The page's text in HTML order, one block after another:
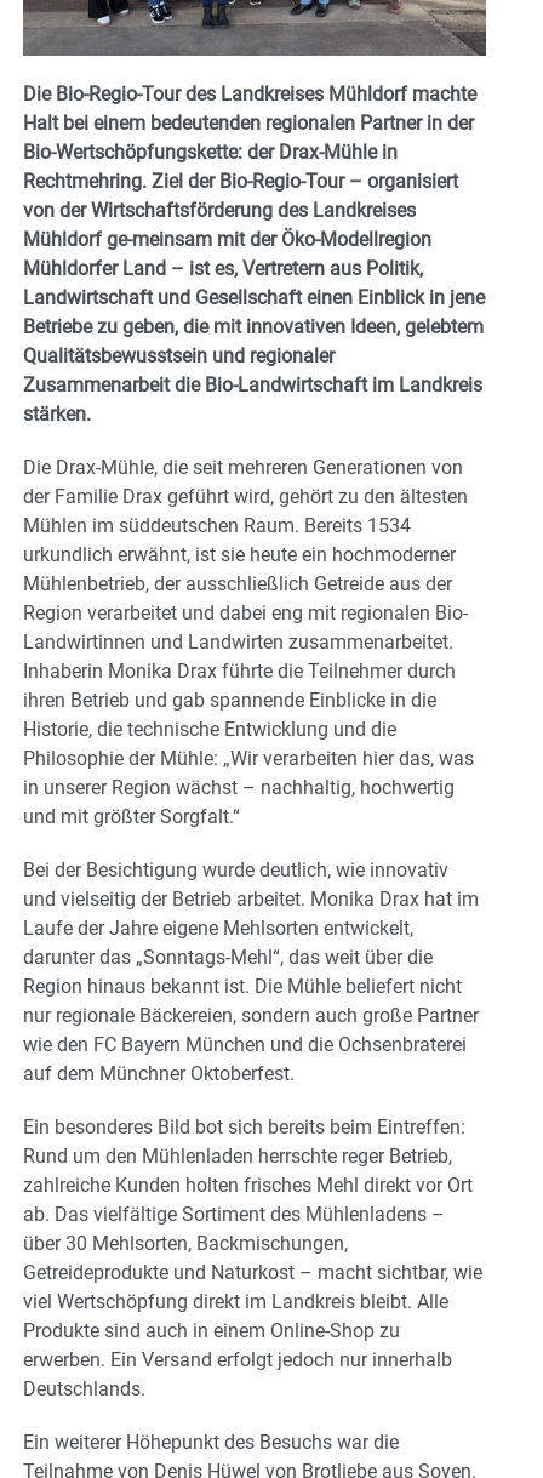
Die Bio-Regio-Tour des Landkreises Mühldorf machte
Halt bei einem bedeutenden regionalen Partner in der
Bio-Wertschöpfungskette: der Drax-Mühle in
Rechtmehring. Ziel der Bio-Regio-Tour – organisiert
von der Wirtschaftsförderung des Landkreises
Mühldorf ge-meinsam mit der Öko-Modellregion
Mühldorfer Land – ist es, Vertretern aus Politik,
Landwirtschaft und Gesellschaft einen Einblick in jene
Betriebe zu geben, die mit innovativen Ideen, gelebtem
Qualitätsbewusstsein und regionaler
Zusammenarbeit die Bio-Landwirtschaft im Landkreis
stärken.
Die Drax-Mühle, die seit mehreren Generationen von
der Familie Drax geführt wird, gehört zu den ältesten
Mühlen im süddeutschen Raum. Bereits 1534
urkundlich erwähnt, ist sie heute ein hochmoderner
Mühlenbetrieb, der ausschließlich Getreide aus der
Region verarbeitet und dabei eng mit regionalen Bio-
Landwirtinnen und Landwirten zusammenarbeitet.
Inhaberin Monika Drax führte die Teilnehmer durch
ihren Betrieb und gab spannende Einblicke in die
Historie, die technische Entwicklung und die
Philosophie der Mühle: „Wir verarbeiten hier das, was
in unserer Region wächst – nachhaltig, hochwertig
und mit größter Sorgfalt.“
Bei der Besichtigung wurde deutlich, wie innovativ
und vielseitig der Betrieb arbeitet. Monika Drax hat im
Laufe der Jahre eigene Mehlsorten entwickelt,
darunter das „Sonntags-Mehl“, das weit über die
Region hinaus bekannt ist. Die Mühle beliefert nicht
nur regionale Bäckereien, sondern auch große Partner
wie den FC Bayern München und die Ochsenbraterei
auf dem Münchner Oktoberfest.
Ein besonderes Bild bot sich bereits beim Eintreffen:
Rund um den Mühlenladen herrschte reger Betrieb,
zahlreiche Kunden holten frisches Mehl direkt vor Ort
ab. Das vielfältige Sortiment des Mühlenladens –
über 30 Mehlsorten, Backmischungen,
Getreideprodukte und Naturkost – macht sichtbar, wie
viel Wertschöpfung direkt im Landkreis bleibt. Alle
Produkte sind auch in einem Online-Shop zu
erwerben. Ein Versand erfolgt jedoch nur innerhalb
Deutschlands.
Ein weiterer Höhepunkt des Besuchs war die
Teilnahme von Denis Hüwel von Brotliebe aus Soyen.